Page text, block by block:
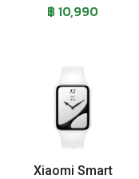
฿ 10,990
Xiaomi Smart